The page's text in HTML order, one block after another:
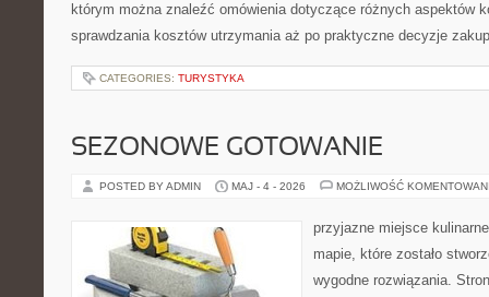
którym można znaleźć omówienia dotyczące różnych aspektów
sprawdzania kosztów utrzymania aż po praktyczne decyzje
CATEGORIES: TURYSTYKA
SEZONOWE GOTOWANIE
POSTED BY ADMIN MAJ - 4 - 2026 MOŻLIWOŚĆ
przyjazne miejsce
mapie, które zostało
wygodne rozwiązania.